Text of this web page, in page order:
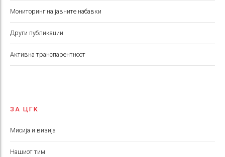
Мониторинг на јавните набавки
Други публикации
Aктивна транспарентност
ЗА ЦГК
Мисија и визија
Нашиот тим